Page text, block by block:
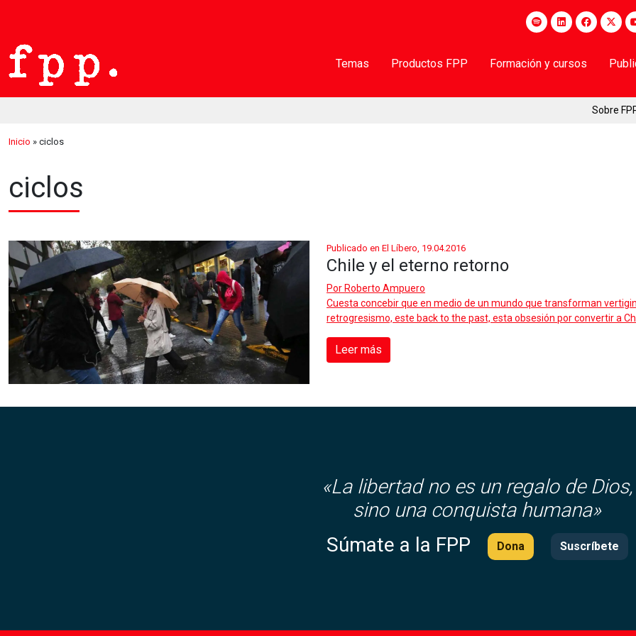
Temas Productos FPP Formación y cursos
Sobre
Inicio » ciclos
ciclos
Publicado en El Líbero, 19.04.2016
Chile y el eterno retorno
Por Roberto Ampuero
Cuesta concebir que en medio de un mundo que transforman
retrogresismo, este back to the past, esta obsesión por convertir a
Leer más
«La libertad no es un regalo de Dios,
sino una conquista humana»
Súmate a la FPP
Dona Suscríbete